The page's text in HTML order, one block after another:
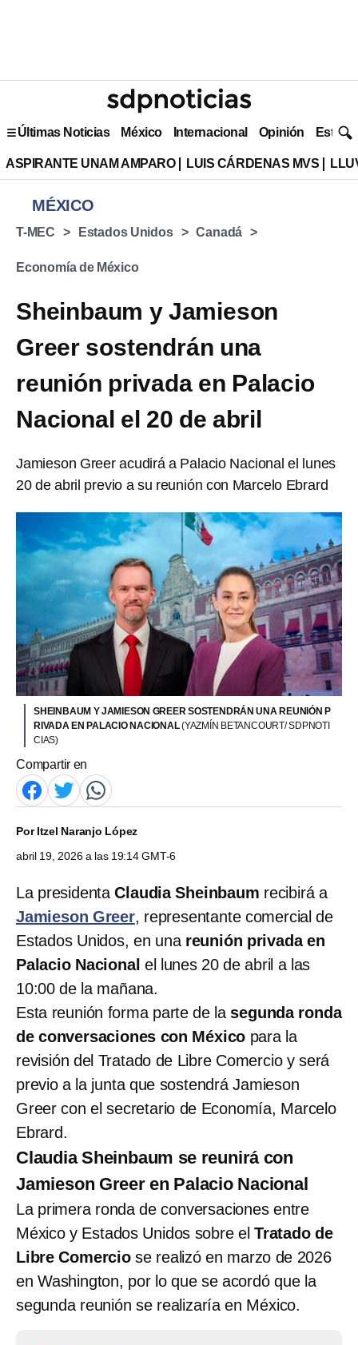
Últimas Noticias México Internacional Opinión Estilo
ASPIRANTE UNAM AMPARO LUIS CÁRDENAS MVS
MÉXICO
T-MEC Estados Unidos Canadá
Economía de México
Sheinbaum y Jamieson
Greer sostendrán una
reunión privada en Palacio
Nacional el 20 de abril
Jamieson Greer acudirá a Palacio Nacional el lunes
20 de abril previo a su reunión con Marcelo Ebrard
SHEINBAUM Y JAMIESON GREER SOSTENDRÁN UNA REUNIÓN P
RIVADA EN PALACIO NACIONAL(YAZMÍN BETANCOURT/ SDPNOTI
CIAS)
Compartir en
PorItzel Naranjo López
abril 19, 2026 a las 19:14 GMT-6
La presidenta Claudia Sheinbaum recibirá a
Jamieson Greer, representante comercial de
Estados Unidos, en una reunión privada en
Palacio Nacional el lunes 20 de abril a las
10:00 de la mañana.
Esta reunión forma parte de la segunda ronda
de conversaciones con México para la
revisión del Tratado de Libre Comercio y será
previo a la junta que sostendrá Jamieson
Greer con el secretario de Economía, Marcelo
Ebrard.
Claudia Sheinbaum se reunirá con
Jamieson Greer en Palacio Nacional
La primera ronda de conversaciones entre
México y Estados Unidos sobre el Tratado de
Libre Comerciose realizó en marzo de 2026
en Washington, por lo que se acordó que la
segunda reunión se realizaría en México.